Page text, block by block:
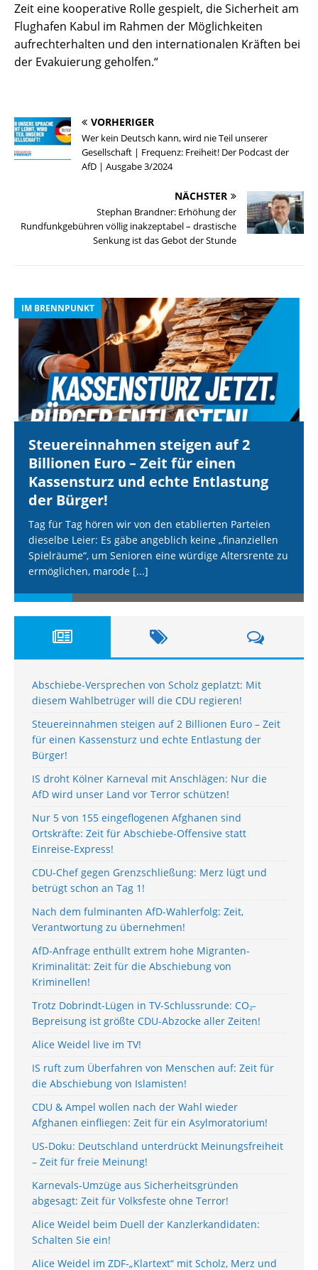
Zeit eine kooperative Rolle gespielt, die Sicherheit am
Flughafen Kabul im Rahmen der Möglichkeiten
aufrechterhalten und den internationalen Kräften bei
der Evakuierung geholfen.“
VORHERIGER
Wer kein Deutsch kann, wird nie Teil unserer
Gesellschaft | Frequenz: Freiheit! Der Podcast der
AfD | Ausgabe 3/2024
NÄCHSTER
Stephan Brandner: Erhöhung der
Rundfunkgebühren völlig inakzeptabel – drastische
Senkung ist das Gebot der Stunde
IM BRENNPUNKT
Steuereinnahmen steigen auf 2
Billionen Euro – Zeit für einen
Kassensturz und echte Entlastung
der Bürger!
Tag für Tag hören wir von den etablierten Parteien
dieselbe Leier: Es gäbe angeblich keine „finanziellen
Spielräume“, um Senioren eine würdige Altersrente zu
ermöglichen, marode [...]
Abschiebe-Versprechen von Scholz geplatzt: Mit
diesem Wahlbetrüger will die CDU regieren!
Steuereinnahmen steigen auf 2 Billionen Euro – Zeit
für einen Kassensturz und echte Entlastung der
Bürger!
IS droht Kölner Karneval mit Anschlägen: Nur die
AfD wird unser Land vor Terror schützen!
Nur 5 von 155 eingeflogenen Afghanen sind
Ortskräfte: Zeit für Abschiebe-Offensive statt
Einreise-Express!
CDU-Chef gegen Grenzschließung: Merz lügt und
betrügt schon an Tag 1!
Nach dem fulminanten AfD-Wahlerfolg: Zeit,
Verantwortung zu übernehmen!
AfD-Anfrage enthüllt extrem hohe Migranten-
Kriminalität: Zeit für die Abschiebung von
Kriminellen!
Trotz Dobrindt-Lügen in TV-Schlussrunde: CO₂-
Bepreisung ist größte CDU-Abzocke aller Zeiten!
Alice Weidel live im TV!
IS ruft zum Überfahren von Menschen auf: Zeit für
die Abschiebung von Islamisten!
CDU & Ampel wollen nach der Wahl wieder
Afghanen einfliegen: Zeit für ein Asylmoratorium!
US-Doku: Deutschland unterdrückt Meinungsfreiheit
– Zeit für freie Meinung!
Karnevals-Umzüge aus Sicherheitsgründen
abgesagt: Zeit für Volksfeste ohne Terror!
Alice Weidel beim Duell der Kanzlerkandidaten:
Schalten Sie ein!
Alice Weidel im ZDF-„Klartext“ mit Scholz, Merz und